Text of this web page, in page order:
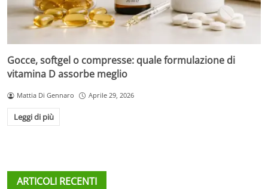
Gocce, softgel o compresse: quale formulazione di
vitamina D assorbe meglio
Mattia Di Gennaro Aprile 29, 2026
Leggi di più
ARTICOLI RECENTI